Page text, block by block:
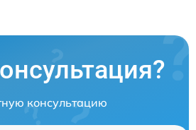
консультацию